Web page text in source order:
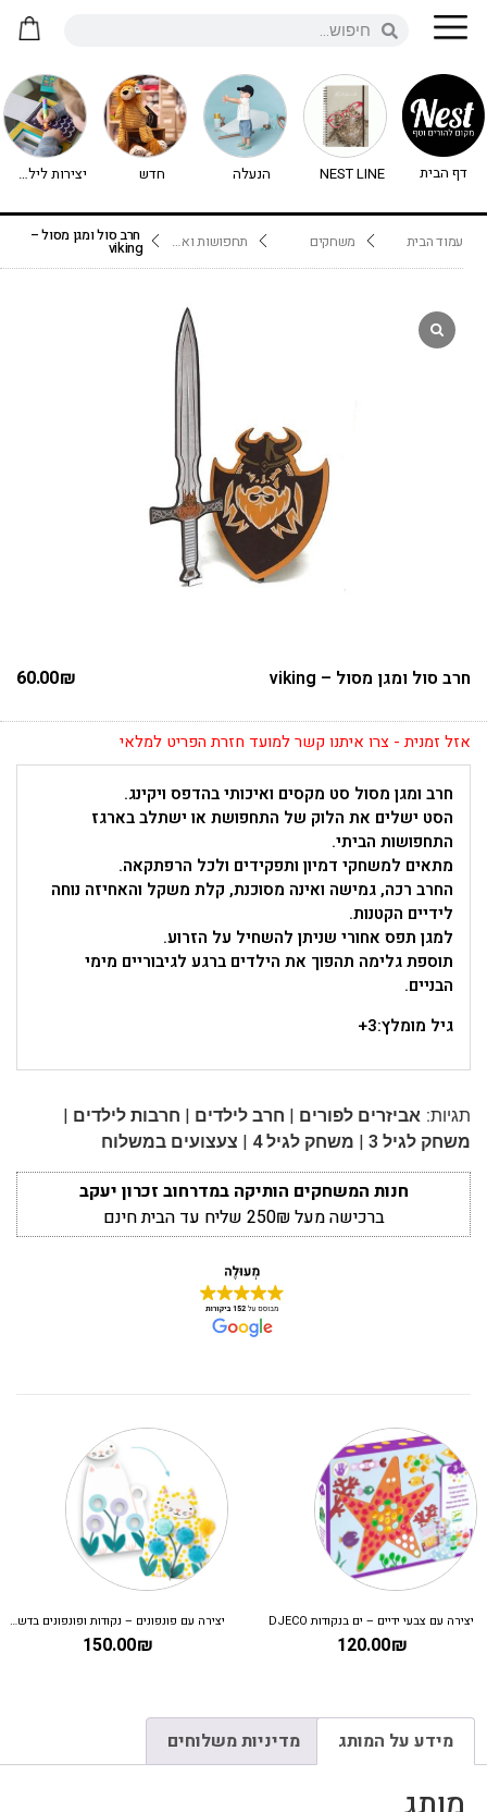
דף הבית NEST LINE הנעלה חדש יצירות לילדים - יצירה לילדים
עמוד הבית משחקים תחפושות ואביזרים חרב סול ומגן מסול –
viking
חרב סול ומגן מסול – viking 60.00₪
אזל זמנית - צרו איתנו קשר למועד חזרת הפריט למלאי
חרב ומגן מסול סט מקסים ואיכותי בהדפס ויקינג.
הסט ישלים את הלוק של התחפושת או ישתלב בארגז
התחפושות הביתי.
מתאים למשחקי דמיון ותפקידים ולכל הרפתקאה.
החרב רכה, גמישה ואינה מסוכנת, קלת משקל והאחיזה נוחה
לידיים הקטנות.
למגן תפס אחורי שניתן להשחיל על הזרוע.
תוספת גלימה תהפוך את הילדים ברגע לגיבוריים מימי
הבניים.
גיל מומלץ:3+
תגיות: אביזרים לפורים | חרב לילדים | חרבות לילדים |
משחק לגיל 3 | משחק לגיל 4 | צעצועים במשלוח
חנות המשחקים הותיקה במדרחוב זכרון יעקב
ברכישה מעל 250₪ שליח עד הבית חינם
יצירה עם צבעי ידיים – ים בנקודות DJECO
120.00₪
יצירה עם פונפונים – נקודות ופונפונים בדשא DJECO
150.00₪
מידע על המותג מדיניות משלוחים